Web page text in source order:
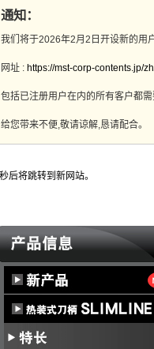
通知：
我们将于2026年2月2日开设新的用
网址 : https://mst-corp-contents.jp/
包括已注册用户在内的所有客户都
给您带来不便,敬请谅解,恳请配合。
后将跳转到新网站。